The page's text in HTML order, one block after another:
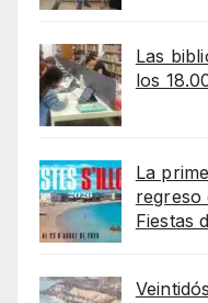
Las
los
La
Fiestas